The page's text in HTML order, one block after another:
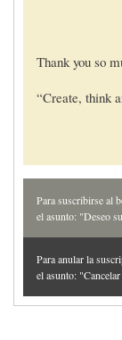
Thank you so
“Create, think
Para suscribirse al
el asunto: "Deseo
Para anular la
el asunto: